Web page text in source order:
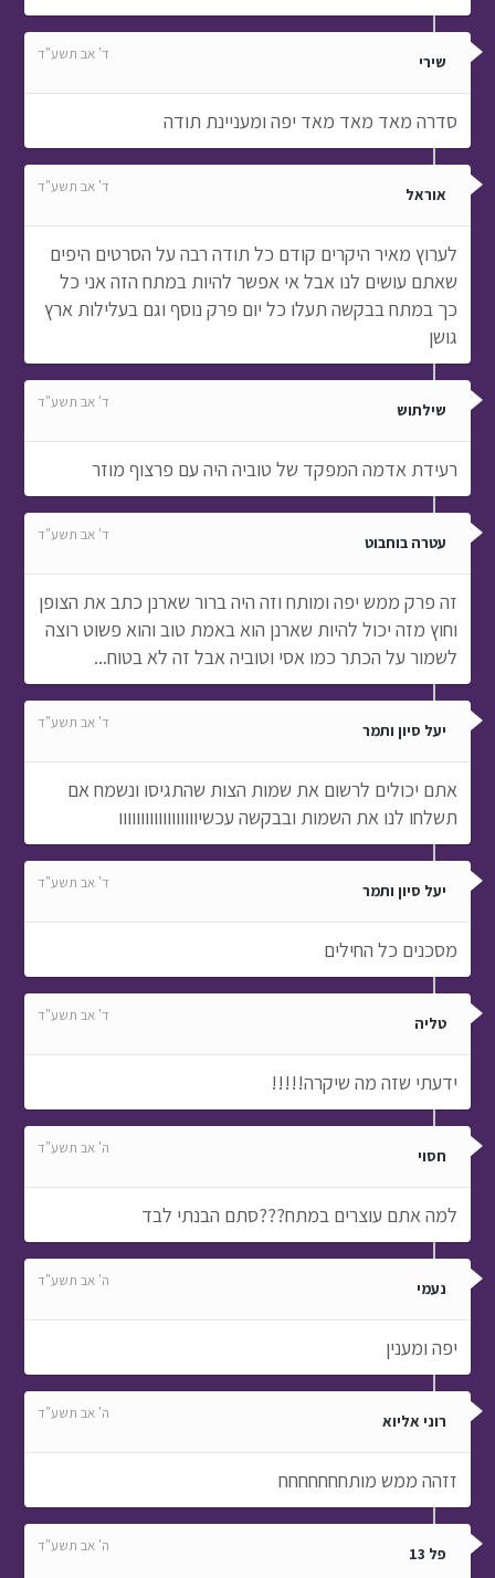
שירי ד' אב תשע"ד
סדרה מאד מאד מאד יפה ומעניינת תודה
אוראל ד' אב תשע"ד
לערוץ מאיר היקרים קודם כל תודה רבה על הסרטים היפים
שאתם עושים לנו אבל אי אפשר להיות במתח הזה אני כל
כך במתח בבקשה תעלו כל יום פרק נוסף וגם בעלילות ארץ
גושן
שילתוש ד' אב תשע"ד
רעידת אדמה המפקד של טוביה היה עם פרצוף מוזר
עטרה בוחבוט ד' אב תשע"ד
זה פרק ממש יפה ומותח וזה היה ברור שארנן כתב את הצופן
וחוץ מזה יכול להיות שארנן הוא באמת טוב והוא פשוט רוצה
לשמור על הכתר כמו אסי וטוביה אבל זה לא בטוח...
יעל סיון ותמר ד' אב תשע"ד
אתם יכולים לרשום את שמות הצות שהתגיסו ונשמח אם
תשלחו לנו את השמות ובבקשה עכשיוווווווווווווווווו
יעל סיון ותמר ד' אב תשע"ד
מסכנים כל החילים
טליה ד' אב תשע"ד
ידעתי שזה מה שיקרה!!!!!
חסוי ה' אב תשע"ד
למה אתם עוצרים במתח???סתם הבנתי לבד
נעמי ה' אב תשע"ד
יפה ומענין
רוני אליוא ה' אב תשע"ד
זזהה ממש מותחחחחחחח
פל 13 ה' אב תשע"ד